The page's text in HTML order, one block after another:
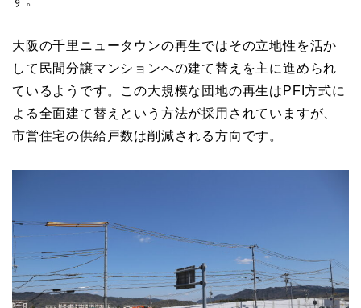
大阪の千里ニュータウンの再生ではその立地性を活か
して民間分譲マンションへの建て替えを主に進められ
ているようです。この大規模な団地の再生はPFI方式に
よる全面建て替えという方法が採用されていますが、
市営住宅の供給戸数は削減される方向です。